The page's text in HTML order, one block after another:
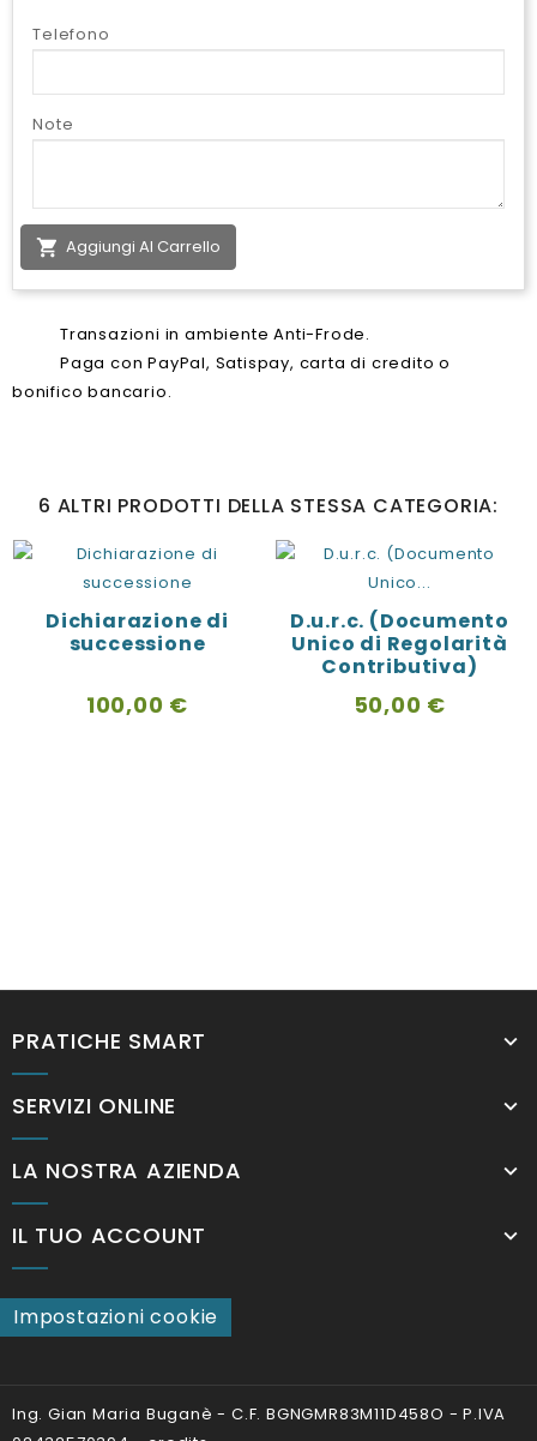
Telefono
Note
 Aggiungi Al Carrello
Transazioni in ambiente Anti-Frode.
Paga con PayPal, Satispay, carta di credito o
bonifico bancario.
6 ALTRI PRODOTTI DELLA STESSA CATEGORIA:
Dichiarazione di
successione
Prezzo
100,00 €
D.u.r.c. (Documento
Unico di Regolarità
Contributiva)
Prezzo
50,00 €
PRATICHE SMART
SERVIZI ONLINE
LA NOSTRA AZIENDA
IL TUO ACCOUNT
Impostazioni cookie
Ing. Gian Maria Buganè - C.F. BGNGMR83M11D458O - P.IVA